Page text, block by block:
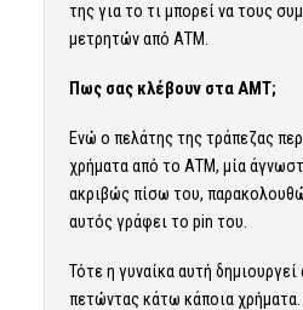
της για το τι μπορεί να τους
μετρητών από ΑΤΜ.
Πως σας κλέβουν στα ΑΜΤ;
Ενώ ο πελάτης της τράπεζας
χρήματα από το ΑΤΜ, μία
ακριβώς πίσω του,
αυτός γράφει το pin του.
Τότε η γυναίκα αυτή δημιουργεί
πετώντας κάτω κάποια